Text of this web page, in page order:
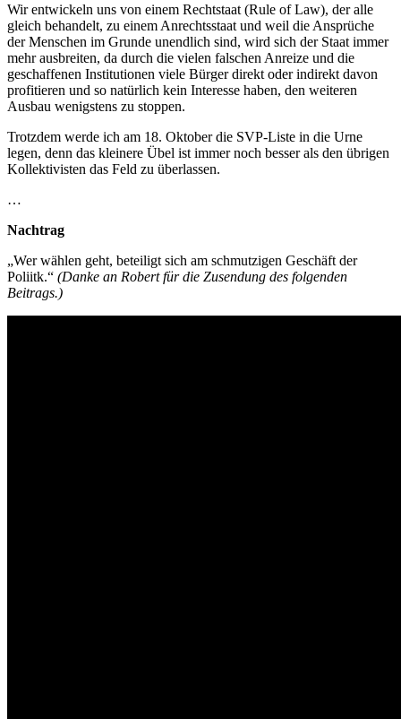
Wir entwickeln uns von einem Rechtstaat (Rule of Law), der alle
gleich behandelt, zu einem Anrechtsstaat und weil die Ansprüche
der Menschen im Grunde unendlich sind, wird sich der Staat immer
mehr ausbreiten, da durch die vielen falschen Anreize und die
geschaffenen Institutionen viele Bürger direkt oder indirekt davon
profitieren und so natürlich kein Interesse haben, den weiteren
Ausbau wenigstens zu stoppen.
Trotzdem werde ich am 18. Oktober die SVP-Liste in die Urne
legen, denn das kleinere Übel ist immer noch besser als den übrigen
Kollektivisten das Feld zu überlassen.
…
Nachtrag
„Wer wählen geht, beteiligt sich am schmutzigen Geschäft der
Poliitk.“ (Danke an Robert für die Zusendung des folgenden
Beitrags.)